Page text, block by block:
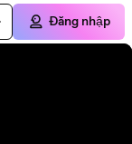
Đăng nhập